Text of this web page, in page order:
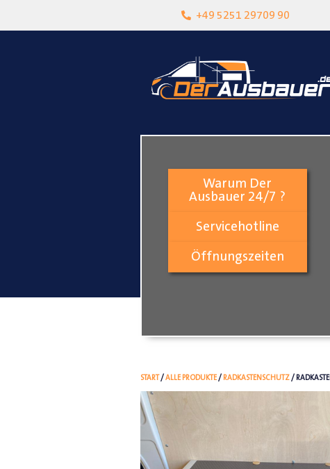
+49 5251 29709 90
Lokalgeschäft in Paderborn
Warum Der
Ausbauer 24/7 ?
Servicehotline
Öffnungszeiten
START/ALLE PRODUKTE/ RADKASTENSCHUTZ/